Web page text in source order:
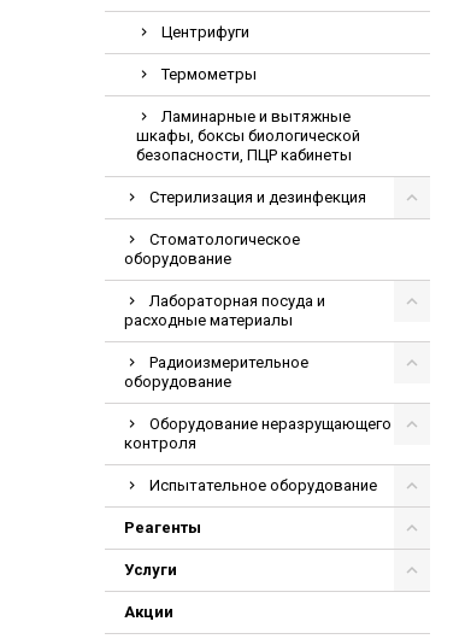
Центрифуги
Термометры
Ламинарные и вытяжные
шкафы, боксы биологической
безопасности, ПЦР кабинеты
Стерилизация и дезинфекция
Стоматологическое
оборудование
Лабораторная посуда и
расходные материалы
Радиоизмерительное
оборудование
Оборудование неразрущающего
контроля
Испытательное оборудование
Реагенты
Услуги
Акции